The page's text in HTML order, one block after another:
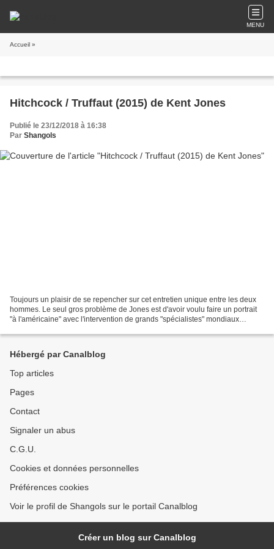
MENU
Accueil »
Hitchcock / Truffaut (2015) de Kent Jones
Publié le 23/12/2018 à 16:38
Par Shangols
Toujours un plaisir de se repencher sur cet entretien unique entre les deux
hommes. Le seul gros problème de Jones est d'avoir voulu faire un portrait
"à l'américaine" avec l'intervention de grands "spécialistes" mondiaux
Hébergé par Canalblog
Top articles
Pages
Contact
Signaler un abus
C.G.U.
Cookies et données personnelles
Préférences cookies
Voir le profil de Shangols sur le portail Canalblog
Créer un blog sur Canalblog